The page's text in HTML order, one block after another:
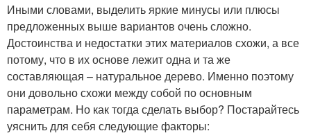
Иными словами, выделить яркие минусы или плюсы
предложенных выше вариантов очень сложно.
Достоинства и недостатки этих материалов схожи, а все
потому, что в их основе лежит одна и та же
составляющая – натуральное дерево. Именно поэтому
они довольно схожи между собой по основным
параметрам. Но как тогда сделать выбор? Постарайтесь
уяснить для себя следующие факторы: